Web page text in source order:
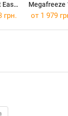
Easy
Megafreeze
грн. от 1 979